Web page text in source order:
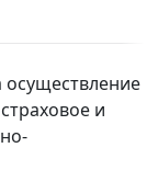
осуществление
и